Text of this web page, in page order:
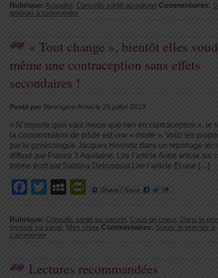
Rubrique: Actualité, Conseils santé au naturel Commentaires:
premier à commenter
« Tout change », bientôt elles
même une contraception sans effets
secondaires !
Posté par Bérengère Arnal le 28 juillet 2019
« N’importe quoi vaut mieux que rien en contraception », le
la consommation de pilule est une « mode ». Voici les
par le gynécologue Jacques Horovitz dans un reportage
diffusé par France 3 Aquitaine. Lire l’article Autre article sur
thème écrit par Sabrina Debusquat Lire l’article Et une […]
Facebook
TwitterMySpace
PrintFriendly
Rubrique: Conseils santé au naturel , Coup de coeur, Dans la
Investir sa santé, Mes choix Commentaires: Soyez le premier à
commenter
Lectures recommandées